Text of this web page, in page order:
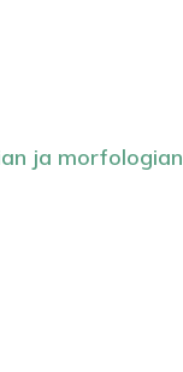
ja morfologian